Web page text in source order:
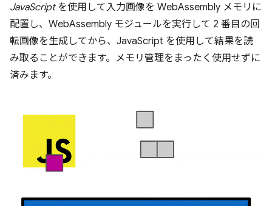
JavaScriptを使用して入力画像を WebAssembly メモリに
配置し、WebAssembly モジュールを実行して 2 番目の回
転画像を生成してから、JavaScript を使用して結果を読
み取ることができます。メモリ管理をまったく使用せずに
済みます。